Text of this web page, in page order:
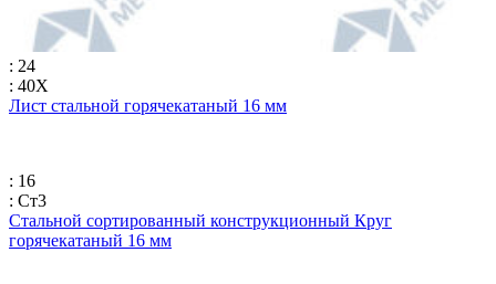
: 24
: 40Х
Лист стальной горячекатаный 16 мм
: 16
: Ст3
Стальной сортированный конструкционный Круг
горячекатаный 16 мм